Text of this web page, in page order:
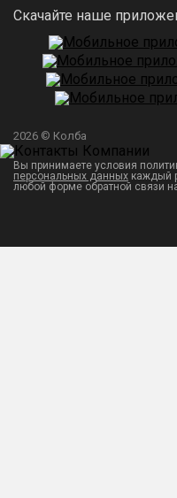
Скачайте наше
2026 © Колба
Вы принимаете условия
персональных данных каждый
любой форме обратной связи